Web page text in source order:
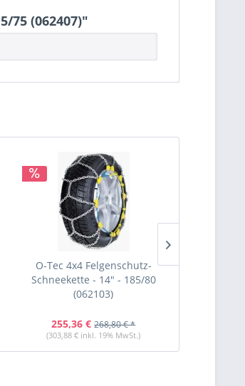
75 (062407)"
O-Tec 4x4 Felgenschutz-
Schneekette - 14" - 185/80
(062103)
255,36 € 268,80 € *
(303,88 € inkl. 19% MwSt.)